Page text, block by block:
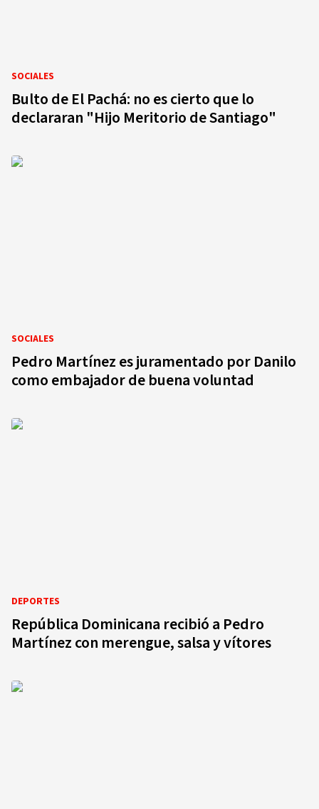
SOCIALES
Bulto de El Pachá: no es cierto que lo
declararan "Hijo Meritorio de Santiago"
SOCIALES
Pedro Martínez es juramentado por Danilo
como embajador de buena voluntad
DEPORTES
República Dominicana recibió a Pedro
Martínez con merengue, salsa y vítores